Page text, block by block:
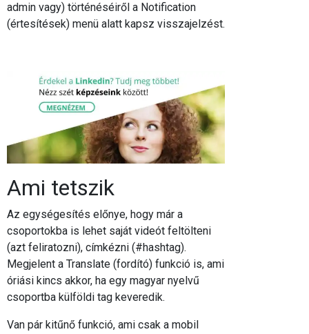
admin vagy) történéséiről a Notification
(értesítések) menü alatt kapsz visszajelzést.
Ami tetszik
Az egységesítés előnye, hogy már a
csoportokba is lehet saját videót feltölteni
(azt feliratozni), címkézni (#hashtag).
Megjelent a Translate (fordító) funkció is, ami
óriási kincs akkor, ha egy magyar nyelvű
csoportba külföldi tag keveredik.
Van pár kitűnő funkció, ami csak a mobil